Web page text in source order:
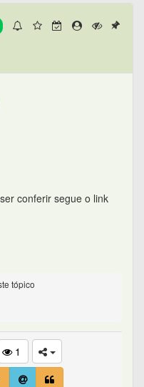
conferir segue o link
tópico
1